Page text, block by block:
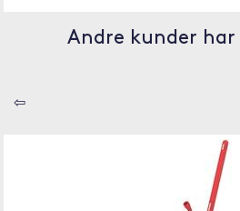
Andre kunder
⇦